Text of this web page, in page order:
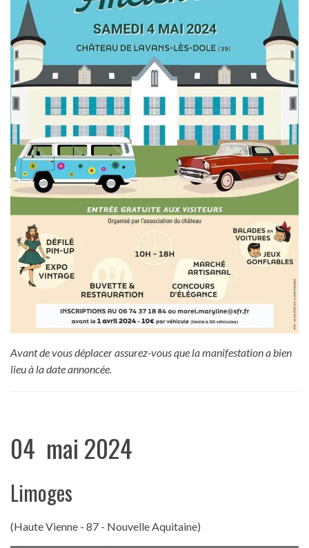
Avant de vous déplacer assurez-vous que la manifestation a bien
lieu à la date annoncée.
04 mai 2024
Limoges
(Haute Vienne - 87 - Nouvelle Aquitaine)